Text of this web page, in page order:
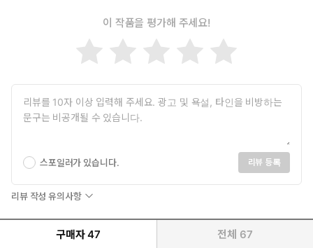
이 작품을 평가해 주세요!
스포일러가 있습니다. 리뷰 등록
리뷰 작성 유의사항
구매자 47 전체 67